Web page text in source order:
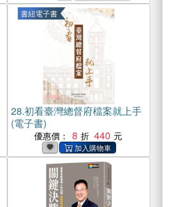
書紐電子書
28.初看臺灣總督府檔案就上手
(電子書)
優惠價： 8 440